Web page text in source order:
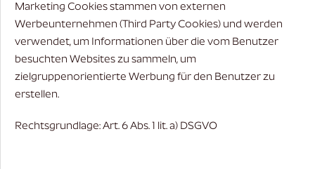
Marketing Cookies stammen von externen
Werbeunternehmen (Third Party Cookies) und werden
verwendet, um Informationen über die vom Benutzer
besuchten Websites zu sammeln, um
zielgruppenorientierte Werbung für den Benutzer zu
erstellen.
Rechtsgrundlage: Art. 6 Abs. 1 lit. a) DSGVO